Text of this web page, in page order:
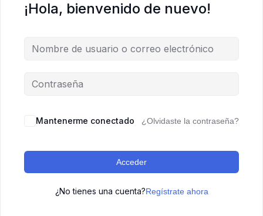
¡Hola, bienvenido de nuevo!
Mantenerme conectado ¿Olvidaste la contraseña?
Acceder
¿No tienes una cuenta?Regístrate ahora